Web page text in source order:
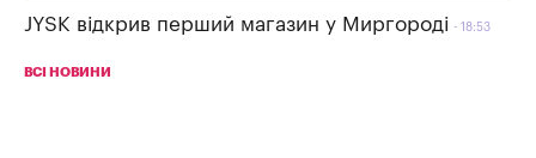
JYSK відкрив перший магазин у Миргороді 18:53
ВСІ НОВИНИ